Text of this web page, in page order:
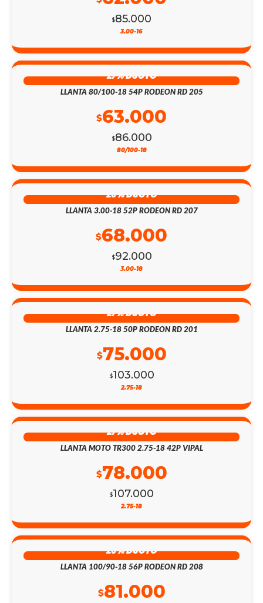
$85.000
3.00-16
27% DSCTO
LLANTA 80/100-18 54P RODEON RD 205
$86.000
$63.000
80/100-18
26% DSCTO
LLANTA 3.00-18 52P RODEON RD 207
$92.000
$68.000
3.00-18
27% DSCTO
LLANTA 2.75-18 50P RODEON RD 201
$103.000
$75.000
2.75-18
27% DSCTO
LLANTA MOTO TR300 2.75-18 42P VIPAL
$107.000
$78.000
2.75-18
26% DSCTO
LLANTA 100/90-18 56P RODEON RD 208
$81.000